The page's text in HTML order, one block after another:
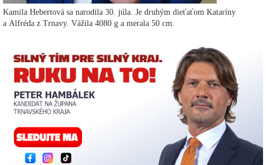
Kamila Hebertová sa narodila 30. júla. Je druhým dieťaťom Kataríny
a Alfréda z Trnavy. Vážila 4080 g a merala 50 cm.